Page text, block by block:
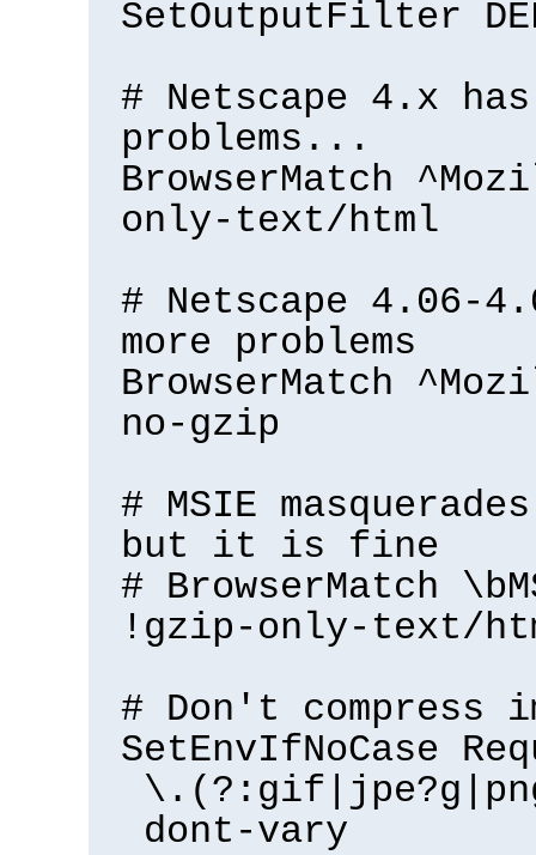
SetOutputFilter
# Netscape 4.x has
problems...
BrowserMatch
only-text/html
# Netscape 4.06-
more problems
BrowserMatch
no-gzip
# MSIE
but it is fine
# BrowserMatch
!gzip-only-text/
# Don't compress
SetEnvIfNoCase
dont-vary